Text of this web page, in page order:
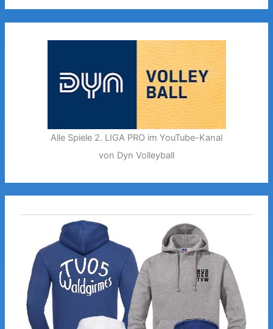
Alle Spiele 2. LIGA PRO im YouTube-Kanal
von Dyn Volleyball